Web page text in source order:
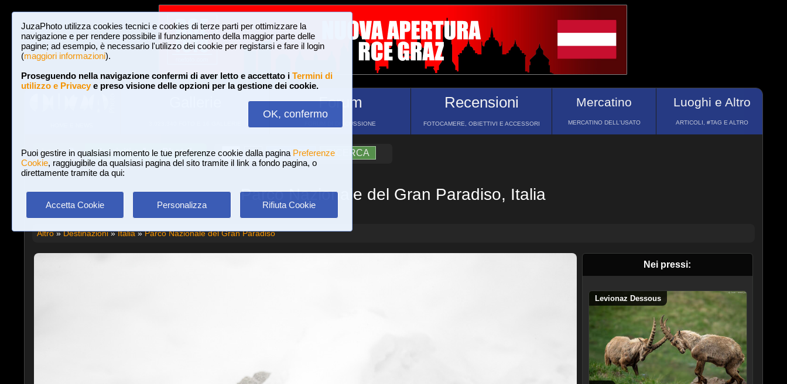
JuzaPhoto utilizza cookies tecnici e cookies di terze parti per ottimizzare la
navigazione e per rendere possibile il funzionamento della maggior parte delle
pagine; ad esempio, è necessario l'utilizzo dei cookie per registarsi e fare il login
(maggiori informazioni).
Proseguendo nella navigazione confermi di aver letto e accettato i Termini di
utilizzo e Privacye preso visione delle opzioni per la gestione dei cookie.
OK, confermo
Puoi gestire in qualsiasi momento le tue preferenze cookie dalla pagina Preferenze
Cookie, raggiugibile da qualsiasi pagina del sito tramite il link a fondo pagina, o
direttamente tramite da qui:
Accetta Cookie Personalizza Rifiuta Cookie
Forum
FORUM DI DISCUSSIONE
Recensioni
FOTOCAMERE, OBIETTIVI E ACCESSORI
Mercatino
MERCATINO DELL'USATO
Luoghi e Altro
ARTICOLI, #TAG E ALTRO
Login Iscriviti a JuzaPhoto! A A ?AIUTO RICERCA
Parco Nazionale del Gran Paradiso, Italia
Altro»Destinazioni»Italia»Parco Nazionale del Gran Paradiso
Nei pressi:
Levionaz Dessous